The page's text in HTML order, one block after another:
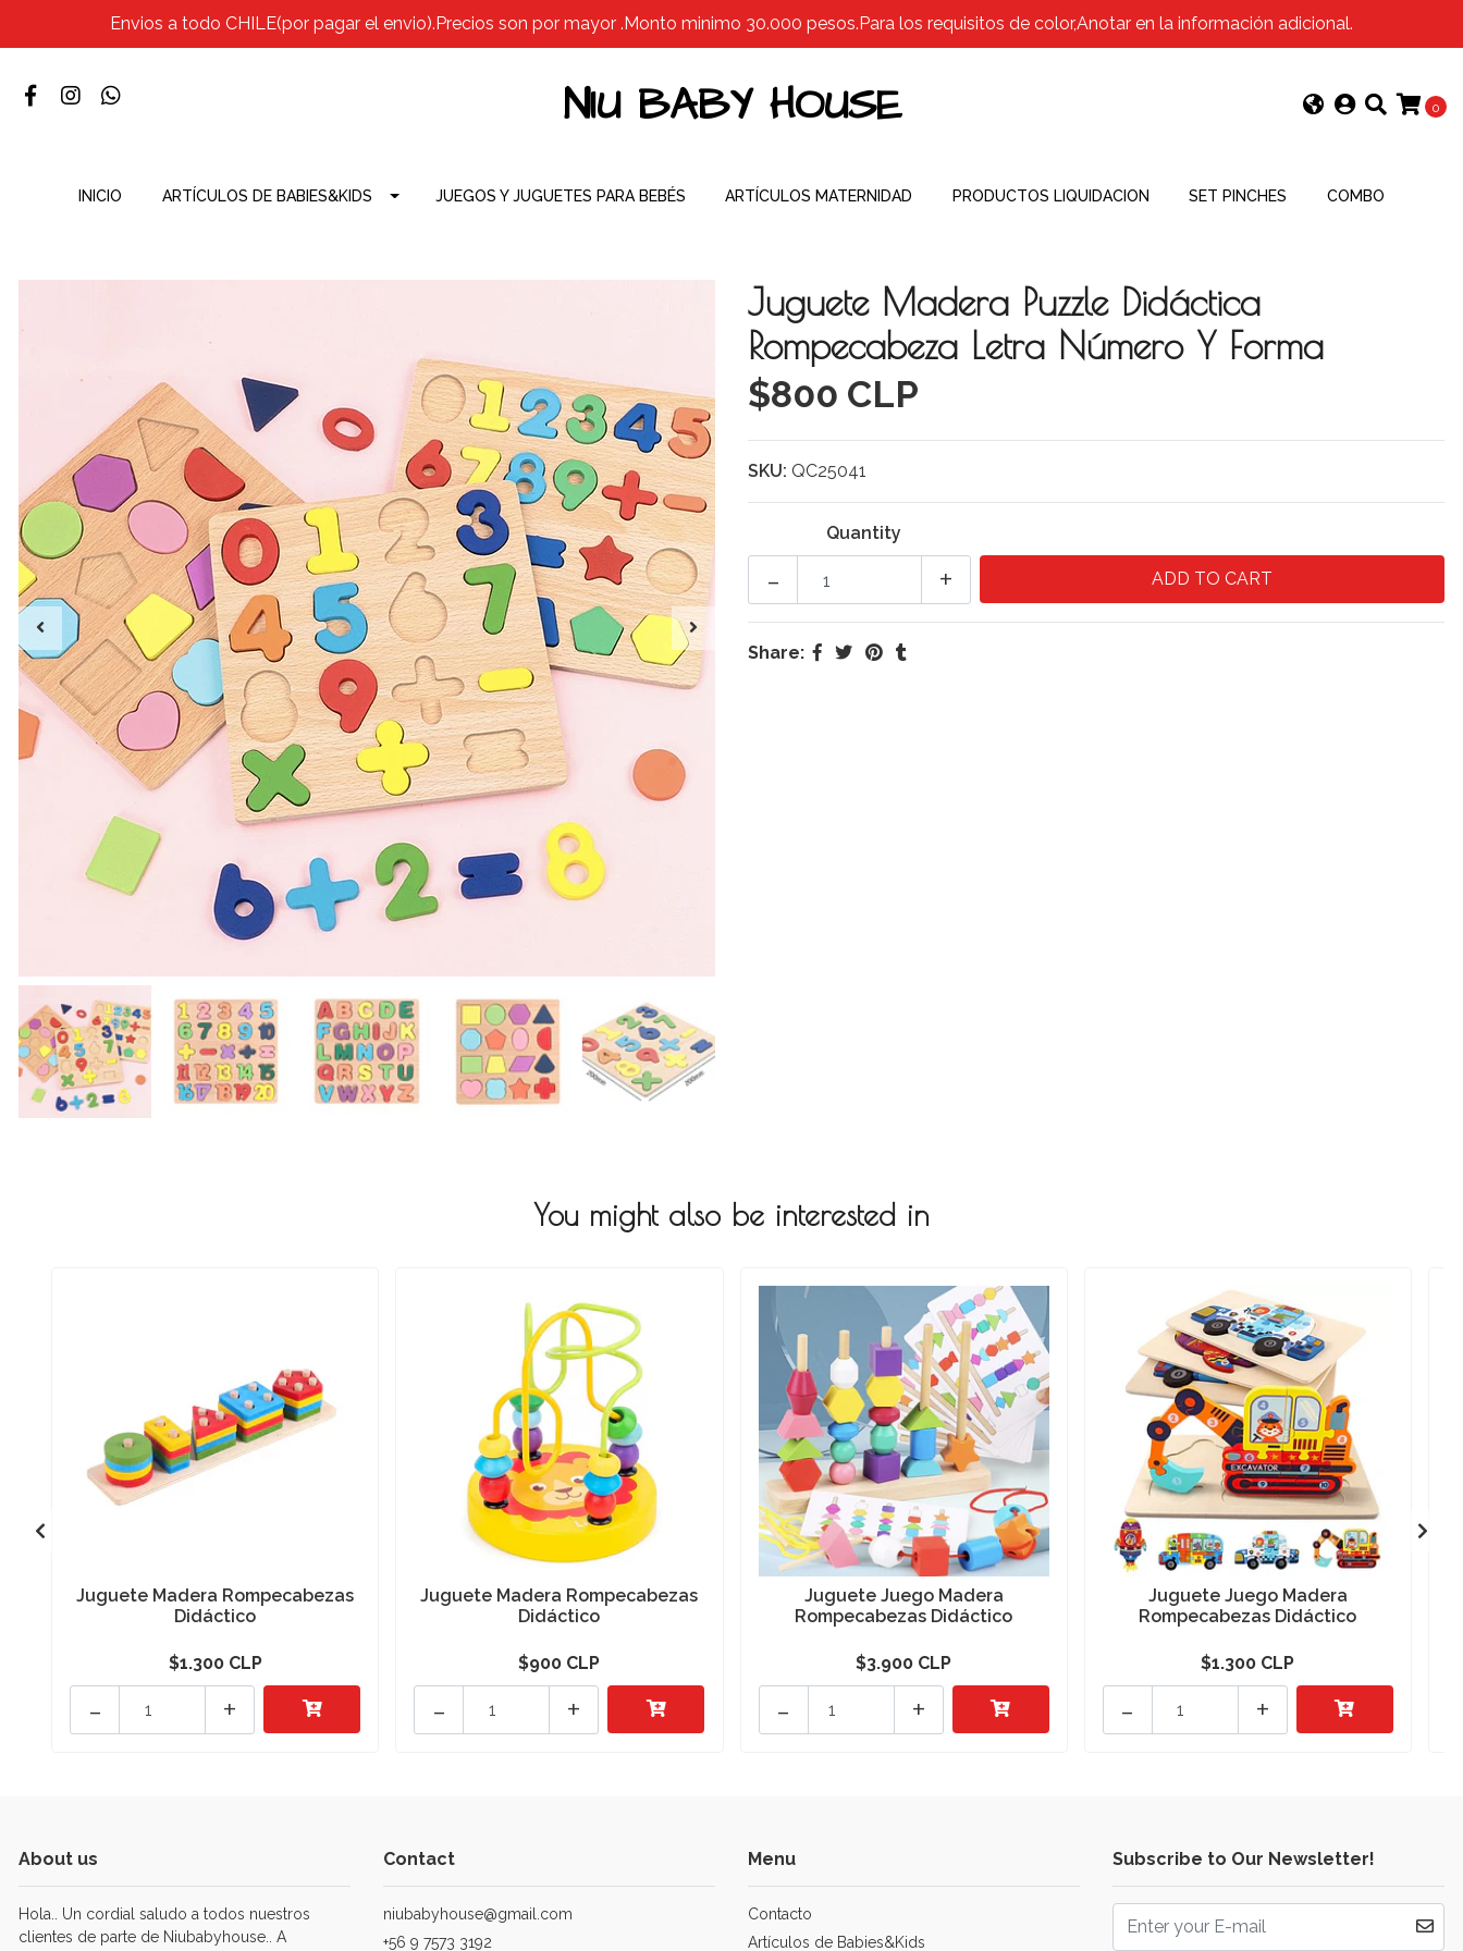
Envios a todo CHILE(por pagar el envio).Precios son por mayor .Monto minimo 30.000 pesos.Para los requisitos de color,Anotar en la información adicional.
NIU BABY HOUSE 0
INICIO ARTÍCULOS DE BABIES&KIDS JUEGOS Y JUGUETES PARA BEBÉS ARTÍCULOS MATERNIDAD PRODUCTOS LIQUIDACION SET PINCHES COMBO
Juguete Madera Puzzle Didáctica
Rompecabeza Letra Número Y Forma
$800 CLP
SKU: QC25041
Quantity
+
-
Share:
You might also be interested in
Juguete Madera Rompecabezas
Didáctico
$1.300 CLP
+
-
Juguete Madera Rompecabezas
Didáctico
$900 CLP
+
-
Juguete Juego Madera
Rompecabezas Didáctico
$3.900 CLP
+
-
Juguete Juego Madera
Rompecabezas Didáctico
$1.300 CLP
+
-
About us
Hola.. Un cordial saludo a todos nuestros
clientes de parte de Niubabyhouse.. A
Contact
niubabyhouse@gmail.com
+56 9 7573 3192
Menu
Contacto
Artículos de Babies&Kids
Subscribe to Our Newsletter!